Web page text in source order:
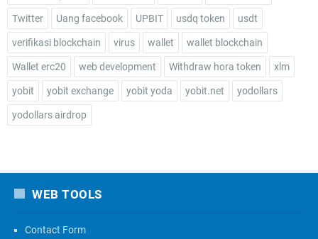
Twitter Uang facebook UPBIT usdq token usdt
verifikasi blockchain virus wallet wallet blockchain
Wallet erc20 web development Withdraw hora token xlm
yobit yobit exchange yobit yoda yobit.net yodollars
yodollars airdrop
WEB TOOLS
Contact Form